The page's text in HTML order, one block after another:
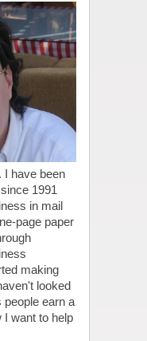
I have been
1991
in mail
page paper
making
looked
people earn a
I want to help